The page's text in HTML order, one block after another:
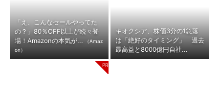
「え、こんなセールやってた
の？」80％OFF以上が続々登
場！Amazonの本気が...
（Amaz
on）
キオクシア、株価3分の1急落
は「絶好のタイミング」 過去
最高益と8000億円自社...